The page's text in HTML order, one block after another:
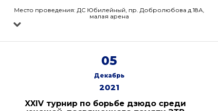
Место проведения: ДС Юбилейный, пр. Добролюбова д.18А,
малая арена
05
Декабрь
2021
XXIV турнир по борьбе дзюдо среди